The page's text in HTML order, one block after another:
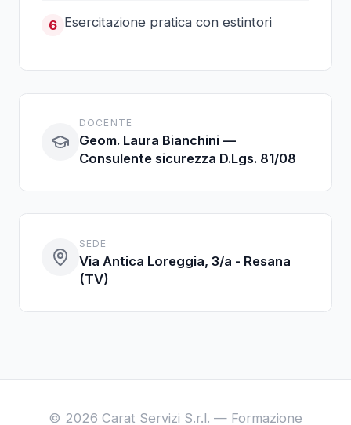
6 Esercitazione pratica con estintori
DOCENTE
Geom. Laura Bianchini —
Consulente sicurezza D.Lgs. 81/08
SEDE
Via Antica Loreggia, 3/a - Resana
(TV)
© 2026 Carat Servizi S.r.l. — Formazione